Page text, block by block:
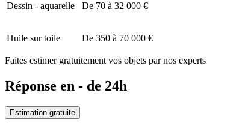
Dessin - aquarelle De 70 à 32 000 €
Huile sur toile De 350 à 70 000 €
Faites estimer gratuitement vos objets par nos experts
Réponse en - de 24h
Estimation gratuite